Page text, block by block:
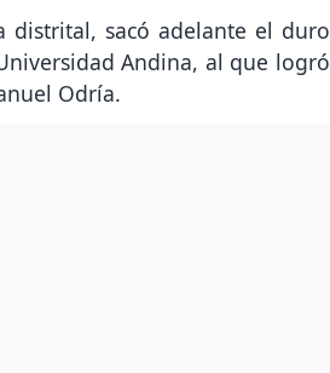
distrital, sacó adelante el duro
Andina, al que logró
Odría.